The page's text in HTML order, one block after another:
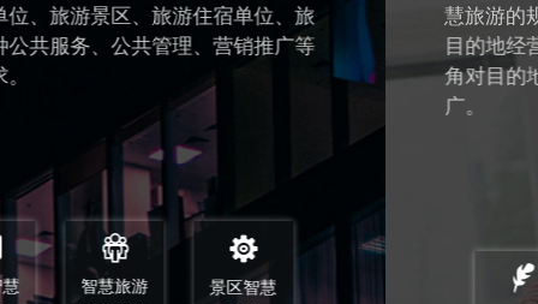
慧旅游的规划、设计、顾问和监理服务，
目的地经营管理者从大数据视角和“互联网
角对目的地进行智慧化管理和运营、营销
广。